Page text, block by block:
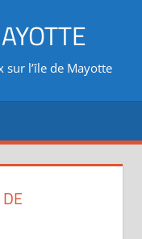
l’île de Mayotte